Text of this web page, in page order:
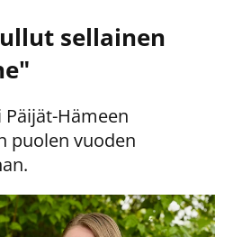
sellainen
Hämeen
puolen vuoden